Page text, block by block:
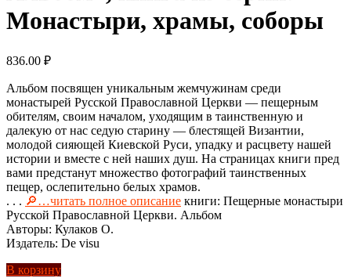
Монастыри, храмы, соборы
836.00 ₽
Альбом посвящен уникальным жемчужинам среди
монастырей Русской Православной Церкви — пещерным
обителям, своим началом, уходящим в таинственную и
далекую от нас седую старину — блестящей Византии,
молодой сияющей Киевской Руси, упадку и расцвету нашей
истории и вместе с ней наших душ. На страницах книги пред
вами предстанут множество фотографий таинственных
пещер, ослепительно белых храмов.
. . . 🔎…читать полное описание книги: Пещерные монастыри
Русской Православной Церкви. Альбом
Авторы: Кулаков О.
Издатель: De visu
В корзину